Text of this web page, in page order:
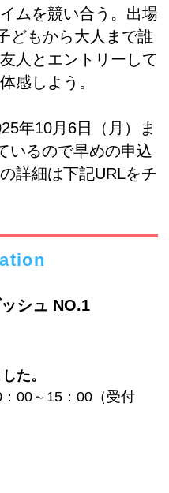
ムを競い合う。出場
どもから大人まで誰
人とエントリーして
感しよう。
年10月6日（月）ま
いるので早めの申込
詳細は下記URLをチ
シュ NO.1
た。
00～15：00（受付